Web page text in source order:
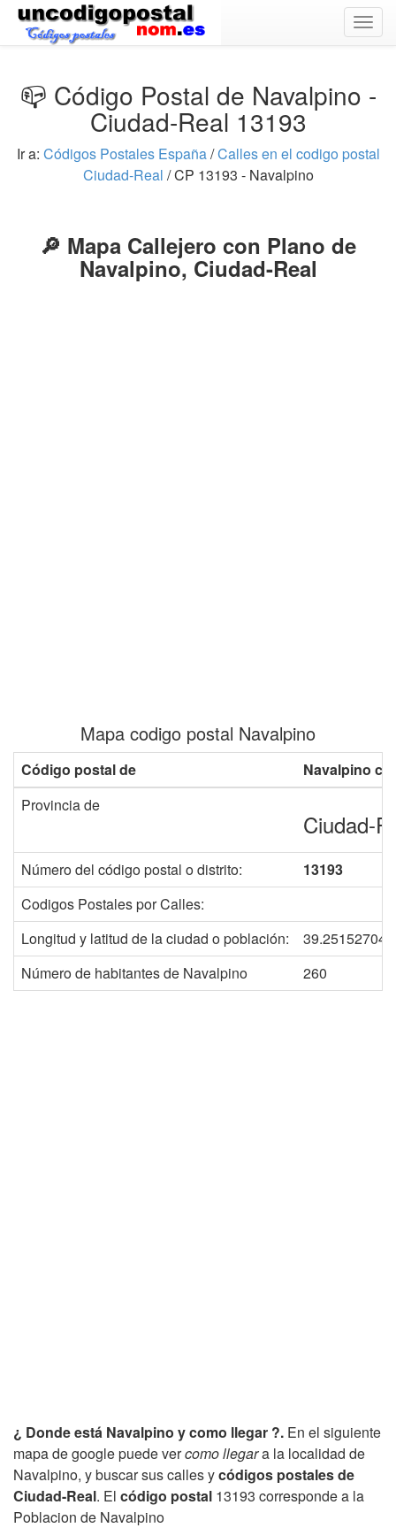
📪 Código Postal de Navalpino -
Ciudad-Real 13193
Ir a: Códigos Postales España/Calles en el codigo postal
Ciudad-Real / CP 13193 - Navalpino
🔎 Mapa Callejero con Plano de
Navalpino, Ciudad-Real
Mapa codigo postal Navalpino
Código postal de
Navalpino
Provincia de
Ciudad-
Número del código postal o distrito:
13193
Codigos Postales por Calles:
Longitud y latitud de la ciudad o población:
Número de habitantes de Navalpino
260
¿ Donde está Navalpino y como llegar ?. En el siguiente
mapa de google puede vercomo llegara la localidad de
Navalpino, y buscar sus calles ycódigos postales de
Ciudad-Real. El código postal 13193 corresponde a la
Poblacion de Navalpino